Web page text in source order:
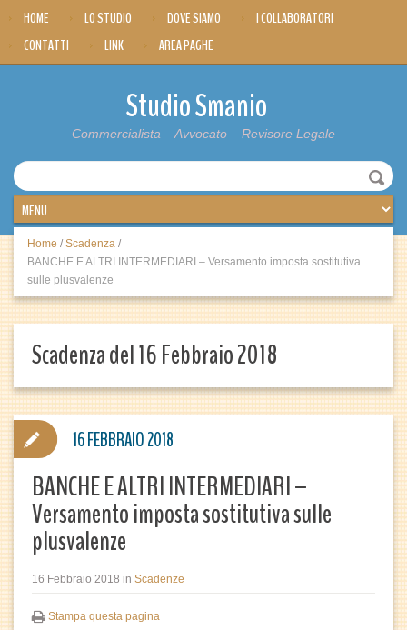
HOME LO STUDIO DOVE SIAMO
I COLLABORATORI
CONTATTI
LINK AREA PAGHE
Studio Smanio
Commercialista – Avvocato – Revisore Legale
Home / Scadenza /
BANCHE E ALTRI INTERMEDIARI – Versamento imposta sostitutiva
sulle plusvalenze
Scadenza del 16 Febbraio 2018
BANCHE E ALTRI INTERMEDIARI –
Versamento imposta sostitutiva sulle
plusvalenze
16 Febbraio 2018 in Scadenze
Stampa questa pagina
16 FEBBRAIO 2018